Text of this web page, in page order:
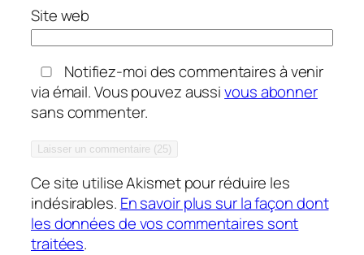
Site web
Notifiez-moi des commentaires à venir
via émail. Vous pouvez aussivous abonner
sans commenter.
Ce site utilise Akismet pour réduire les
indésirables. En savoir plus sur la façon dont
les données de vos commentaires sont
traitées.